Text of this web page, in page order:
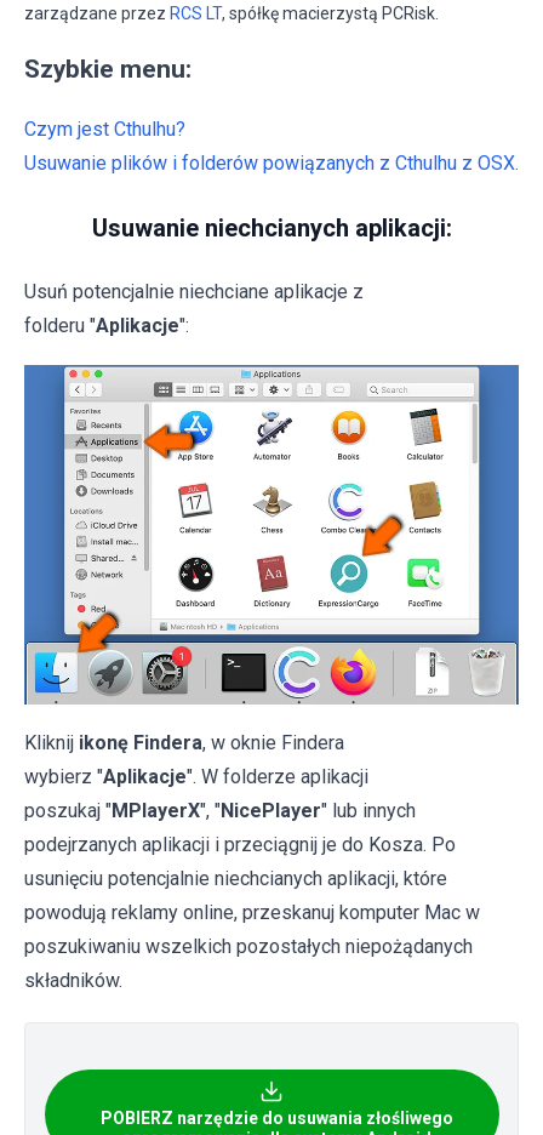
zarządzane przez RCS LT, spółkę macierzystą PCRisk.
Szybkie menu:
Czym jest Cthulhu?
Usuwanie plików i folderów powiązanych z Cthulhu z OSX.
Usuwanie niechcianych aplikacji:
Usuń potencjalnie niechciane aplikacje z
folderu "Aplikacje":
Kliknij ikonę Findera, w oknie Findera
wybierz "Aplikacje". W folderze aplikacji
poszukaj "MPlayerX", "NicePlayer" lub innych
podejrzanych aplikacji i przeciągnij je do Kosza. Po
usunięciu potencjalnie niechcianych aplikacji, które
powodują reklamy online, przeskanuj komputer Mac w
poszukiwaniu wszelkich pozostałych niepożądanych
składników.
POBIERZ narzędzie do usuwania złośliwego